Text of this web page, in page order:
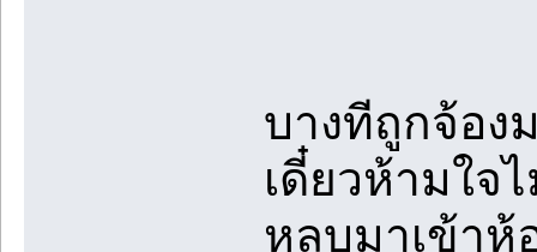
บางทีถูกจ้อง
เดี๋ยวห้ามใจ
หลบมาเข้าห้